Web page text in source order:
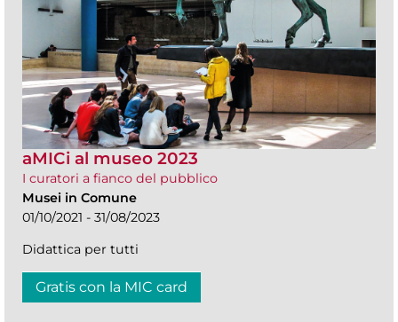
aMICi al museo 2023
I curatori a fianco del pubblico
Musei in Comune
01/10/2021 - 31/08/2023
Didattica per tutti
Gratis con la MIC card